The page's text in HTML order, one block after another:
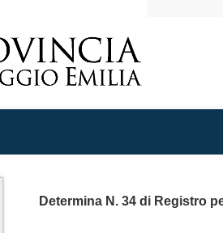
Determina N. 34 di Registro